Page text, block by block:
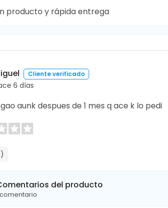
producto y rápida entrega
Cliente verificado
6 días
aunk despues de 1 mes q ace k lo pedi
del producto
comentario